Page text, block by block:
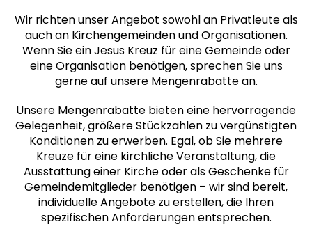
Wir richten unser Angebot sowohl an Privatleute als
auch an Kirchengemeinden und Organisationen.
Wenn Sie ein Jesus Kreuz für eine Gemeinde oder
eine Organisation benötigen, sprechen Sie uns
gerne auf unsere Mengenrabatte an.
Unsere Mengenrabatte bieten eine hervorragende
Gelegenheit, größere Stückzahlen zu vergünstigten
Konditionen zu erwerben. Egal, ob Sie mehrere
Kreuze für eine kirchliche Veranstaltung, die
Ausstattung einer Kirche oder als Geschenke für
Gemeindemitglieder benötigen – wir sind bereit,
individuelle Angebote zu erstellen, die Ihren
spezifischen Anforderungen entsprechen.